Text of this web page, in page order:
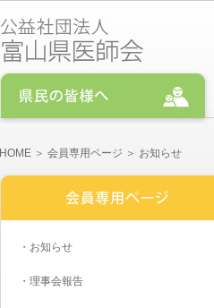
HOME ＞ 会員専用ページ ＞ お知らせ
・ お知らせ
・ 理事会報告